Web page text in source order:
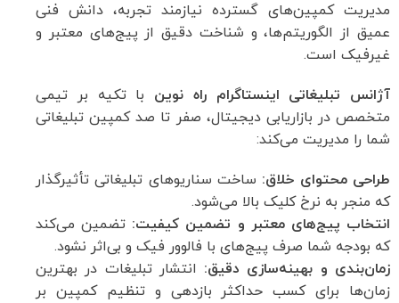
مدیریت کمپین‌های گسترده نیازمند تجربه، دانش فنی
عمیق از الگوریتم‌ها، و شناخت دقیق از پیج‌های معتبر و
غیرفیک است.
آژانس تبلیغاتی اینستاگرام راه نوین با تکیه بر تیمی
متخصص در بازاریابی دیجیتال، صفر تا صد کمپین تبلیغاتی
شما را مدیریت می‌کند:
طراحی محتوای خلاق: ساخت سناریوهای تبلیغاتی تأثیرگذار
که منجر به نرخ کلیک بالا می‌شود.
انتخاب پیج‌های معتبر و تضمین کیفیت: تضمین می‌کند
که بودجه شما صرف پیج‌های با فالوور فیک و بی‌اثر نشود.
زمان‌بندی و بهینه‌سازی دقیق: انتشار تبلیغات در بهترین
زمان‌ها برای کسب حداکثر بازدهی و تنظیم کمپین بر